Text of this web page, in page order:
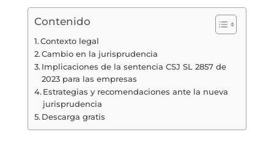
Contenido
Contexto legal
Cambio en la jurisprudencia
Implicaciones de la sentencia CSJ SL 2857 de
2023 para las empresas
Estrategias y recomendaciones ante la nueva
jurisprudencia
Descarga gratis